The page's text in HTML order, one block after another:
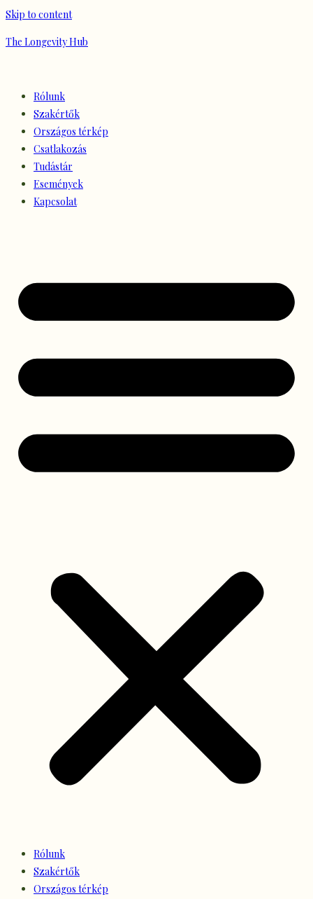
Skip to content
The Longevity Hub
Rólunk
Szakértők
Országos térkép
Csatlakozás
Tudástár
Események
Kapcsolat
Rólunk
Szakértők
Országos térkép